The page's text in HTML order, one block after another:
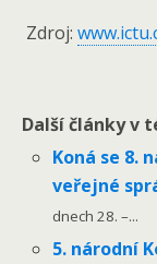
Zdroj:
Další články v
Koná se 8.
veřejné
dnech 28. –...
5. národní